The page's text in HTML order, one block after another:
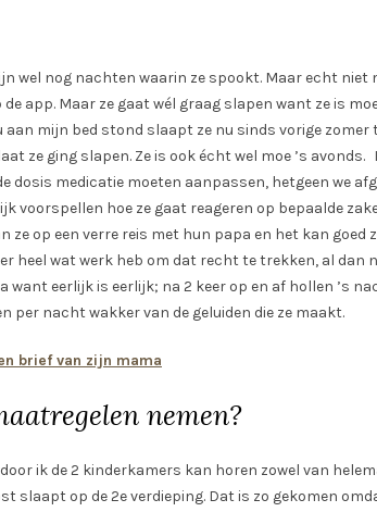
wel nog nachten waarin ze spookt. Maar echt niet
app. Maar ze gaat wél graag slapen want ze is
aan mijn bed stond slaapt ze nu sinds vorige zomer
ze ging slapen. Ze is ook écht wel moe ’s avonds.
dosis medicatie moeten aanpassen, hetgeen we
voorspellen hoe ze gaat reageren op bepaalde
op een verre reis met hun papa en het kan goed
heel wat werk heb om dat recht te trekken, al dan
want eerlijk is eerlijk; na 2 keer op en af hollen ’s
per nacht wakker van de geluiden die ze maakt.
brief van zijn mama
nemen?
ik de 2 kinderkamers kan horen zowel van
slaapt op de 2e verdieping. Dat is zo gekomen